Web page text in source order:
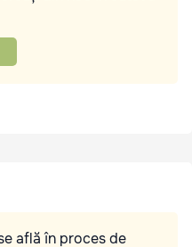
află în proces de